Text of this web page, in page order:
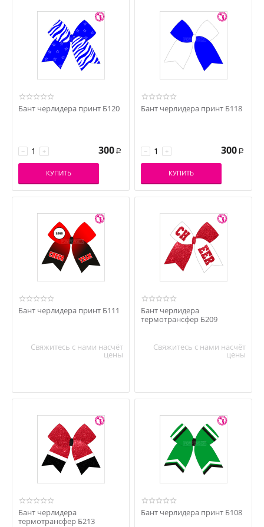
Бант черлидера принт Б120
+
− 300 Р
КУПИТЬ
Бант черлидера принт Б118
+
− 300 Р
КУПИТЬ
Бант черлидера принт Б111
Свяжитесь с нами насчёт
цены
Бант черлидера
термотрансфер Б209
Свяжитесь с нами насчёт
цены
Бант черлидера
термотрансфер Б213
Бант черлидера принт Б108